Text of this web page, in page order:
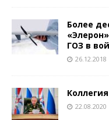
Более
ГОЗ в
26.12.2018
22.08.2020